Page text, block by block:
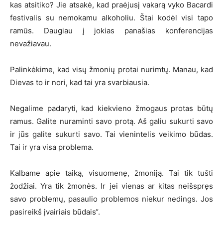
kas atsitiko? Jie atsakė, kad praėjusį vakarą vyko Bacardi
festivalis su nemokamu alkoholiu. Štai kodėl visi tapo
ramūs. Daugiau į jokias panašias konferencijas
nevažiavau.
Palinkėkime, kad visų žmonių protai nurimtų. Manau, kad
Dievas to ir nori, kad tai yra svarbiausia.
Negalime padaryti, kad kiekvieno žmogaus protas būtų
ramus. Galite nuraminti savo protą. Aš galiu sukurti savo
ir jūs galite sukurti savo. Tai vienintelis veikimo būdas.
Tai ir yra visa problema.
Kalbame apie taiką, visuomenę, žmoniją. Tai tik tušti
žodžiai. Yra tik žmonės. Ir jei vienas ar kitas neišspręs
savo problemų, pasaulio problemos niekur nedings. Jos
pasireikš įvairiais būdais“.